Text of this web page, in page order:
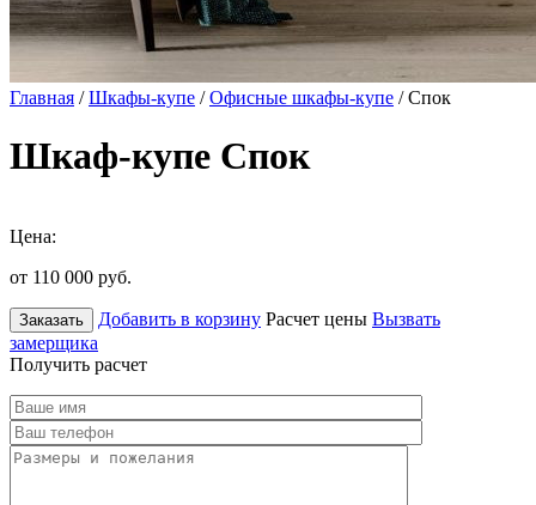
Главная /Шкафы-купе /Офисные шкафы-купе / Спок
Шкаф-купе Спок
Цена:
от 110 000 руб.
Заказать Добавить в корзину Расчет цены Вызвать
замерщика
Получить расчет